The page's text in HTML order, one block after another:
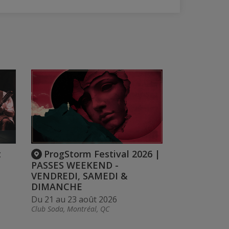
ProgStorm Festival 2026 |
PASSES WEEKEND -
VENDREDI, SAMEDI &
DIMANCHE
Du 21 au 23 août 2026
Club Soda, Montréal, QC